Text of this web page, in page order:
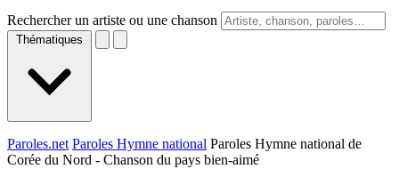
Rechercher un artiste ou une chanson
Thématiques
Paroles.net Paroles Hymne national Paroles Hymne national de
Corée du Nord - Chanson du pays bien-aimé